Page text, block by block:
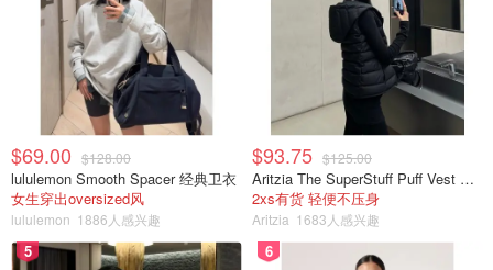
$69.00 $128.00
lululemon Smooth Spacer 经典卫衣
女生穿出oversized风
lululemon 1886人感兴趣
$93.75 $125.00
Aritzia The SuperStuff Puff Vest 轻盈亮面马甲
2xs有货 轻便不压身
Aritzia 1683人感兴趣
5 6